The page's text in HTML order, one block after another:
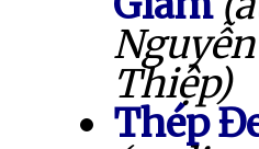
Thiệp)
Thép